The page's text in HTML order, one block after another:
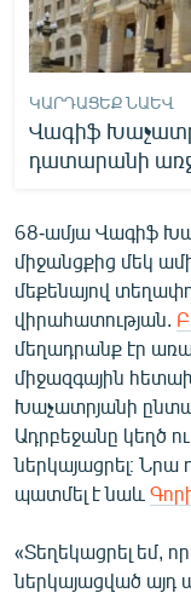
ԿԱՐԴԱՑԵՔ ՆԱԵՎ
Վագիֆ
դատարանի
68-ամյա Վագիֆ
միջանցքից մեկ
մեքենայով
վիրահատության.
մեղադրանք էր
միջազգային
Խաչատրյանի
Ադրբեջանը կեղծ
ներկայացրել։ Նրա
պատմել է նաև
«Տեղեկացրել եմ,
ներկայացված այդ